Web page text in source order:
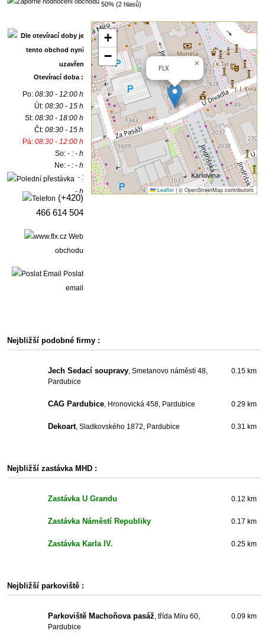
50% (2 hlasů)
Otevírací doba :
Po:08:30 - 12:00 h
Út:08:30 - 15 h
St:08:30 - 18:00 h
Čt:08:30 - 15 h
Pá:08:30 - 12:00 h
So:- : - h
Ne:- : - h
- :
- h
(+420)
466 614 504
Web
obchodu
Poslat
email
FLX ×
+
−
Leaflet |© OpenStreetMap contributors
Nejbližší podobné firmy :
Jech Sedací soupravy, Smetanovo náměstí 48,
Pardubice
0.15 km
CAG Pardubice, Hronovická 458, Pardubice 0.29 km
Dekoart, Sladkovského 1872, Pardubice 0.31 km
Nejbližší zastávka MHD :
Zastávka U Grandu 0.12 km
Zastávka Náměstí Republiky 0.17 km
Zastávka Karla IV. 0.25 km
Nejbližší parkoviště :
Parkoviště Machoňova pasáž, třída Míru 60,
Pardubice
0.09 km